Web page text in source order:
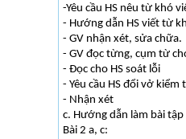
-Yêu cầu HS nêu từ khó
- Hướng dẫn HS viết từ
- GV nhận xét, sửa chữa.
- GV đọc từng, cụm từ
- Đọc cho HS soát lỗi
- Yêu cầu HS đổi vở kiểm
- Nhận xét
c. Hướng dẫn làm bài
Bài 2 a, c: